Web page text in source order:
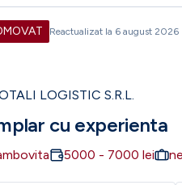
Reactualizat la 6 august 2026
LOGISTIC S.R.L.
cu experienta
5000 - 7000 lei